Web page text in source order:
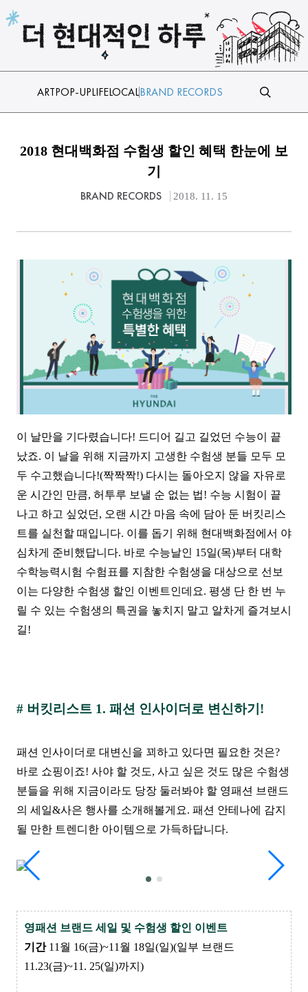
ARTPOP-UPLIFELOCALBRAND RECORDS
2018 현대백화점 수험생 할인 혜택 한눈에 보
기
BRAND RECORDS 2018. 11. 15
이 날만을 기다렸습니다! 드디어 길고 길었던 수능이 끝
났죠. 이 날을 위해 지금까지 고생한 수험생 분들 모두 모
두 수고했습니다!(짝짝짝!) 다시는 돌아오지 않을 자유로
운 시간인 만큼, 허투루 보낼 순 없는 법! 수능 시험이 끝
나고 하고 싶었던, 오랜 시간 마음 속에 담아 둔 버킷리스
트를 실천할 때입니다. 이를 돕기 위해 현대백화점에서 야
심차게 준비했답니다. 바로 수능날인 15일(목)부터 대학
수학능력시험 수험표를 지참한 수험생을 대상으로 선보
이는 다양한 수험생 할인 이벤트인데요. 평생 단 한 번 누
릴 수 있는 수험생의 특권을 놓치지 말고 알차게 즐겨보시
길!
# 버킷리스트 1. 패션 인사이더로 변신하기!
패션 인사이더로 대변신을 꾀하고 있다면 필요한 것은?
바로 쇼핑이죠! 사야 할 것도, 사고 싶은 것도 많은 수험생
분들을 위해 지금이라도 당장 둘러봐야 할 영패션 브랜드
의 세일&사은 행사를 소개해볼게요. 패션 안테나에 감지
될 만한 트렌디한 아이템으로 가득하답니다.
영패션 브랜드 세일 및 수험생 할인 이벤트
기간11월 16(금)~11월 18일(일)(일부 브랜드
11.23(금)~11. 25(일)까지)